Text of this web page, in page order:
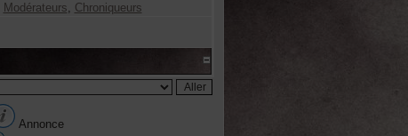
Modérateurs, Chroniqueurs
Annonce